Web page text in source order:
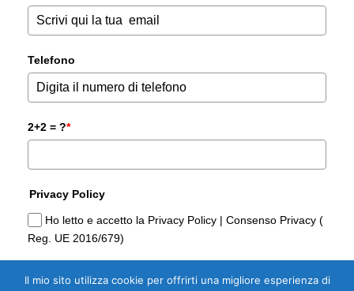
Telefono
2+2 = ?*
Privacy Policy
Ho letto e accetto la Privacy Policy | Consenso Privacy (
Reg. UE 2016/679)
Sì, Voglio la Guida Gratuita per
Il mio sito utilizza cookie per offrirti una migliore esperienza di